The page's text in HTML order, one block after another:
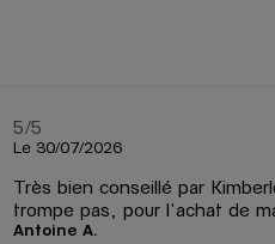
5/5
Le 30/07/2026
Très bien conseillé par
trompe pas, pour l'achat de
montre. Malgré le fait que je
Antoine A.